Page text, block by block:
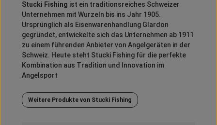
Stucki Fishing ist ein traditionsreiches Schweizer
Unternehmen mit Wurzeln bis ins Jahr 1905.
Ursprünglich als Eisenwarenhandlung Glardon
gegründet, entwickelte sich das Unternehmen ab 1911
zu einem führenden Anbieter von Angelgeräten in der
Schweiz. Heute steht Stucki Fishing für die perfekte
Kombination aus Tradition und Innovation im
Angelsport
Weitere Produkte von Stucki Fishing